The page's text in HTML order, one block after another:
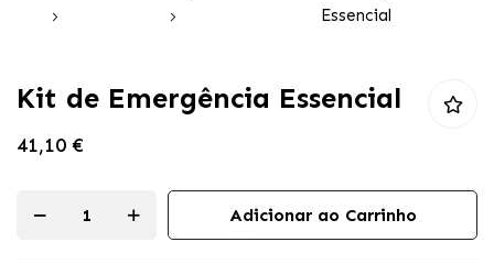
Galeria
de
Essencial
Kit de Emergência Essencial
41,10 €
Adicionar ao Carrinho